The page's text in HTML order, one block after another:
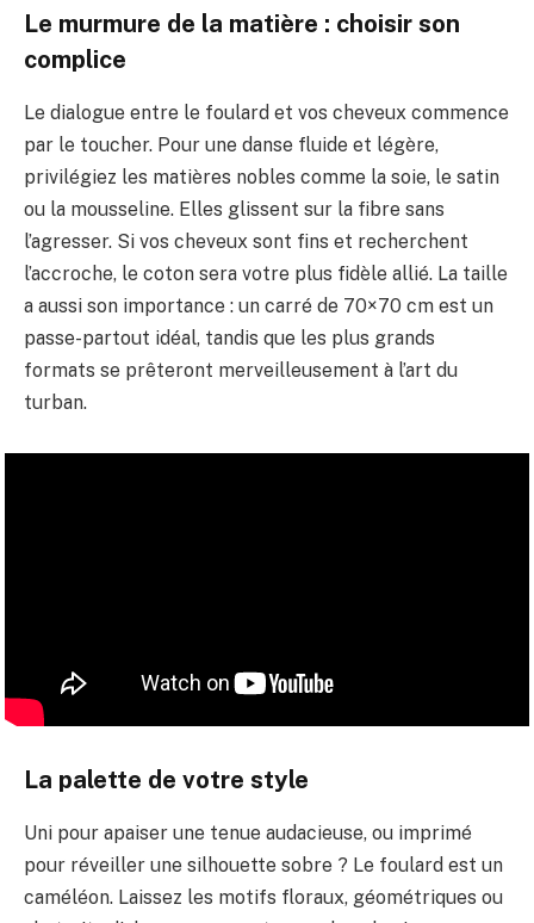
Le murmure de la matière : choisir son
complice
Le dialogue entre le foulard et vos cheveux commence
par le toucher. Pour une danse fluide et légère,
privilégiez les matières nobles comme la soie, le satin
ou la mousseline. Elles glissent sur la fibre sans
l’agresser. Si vos cheveux sont fins et recherchent
l’accroche, le coton sera votre plus fidèle allié. La taille
a aussi son importance : un carré de 70×70 cm est un
passe-partout idéal, tandis que les plus grands
formats se prêteront merveilleusement à l’art du
turban.
La palette de votre style
Uni pour apaiser une tenue audacieuse, ou imprimé
pour réveiller une silhouette sobre ? Le foulard est un
caméléon. Laissez les motifs floraux, géométriques ou